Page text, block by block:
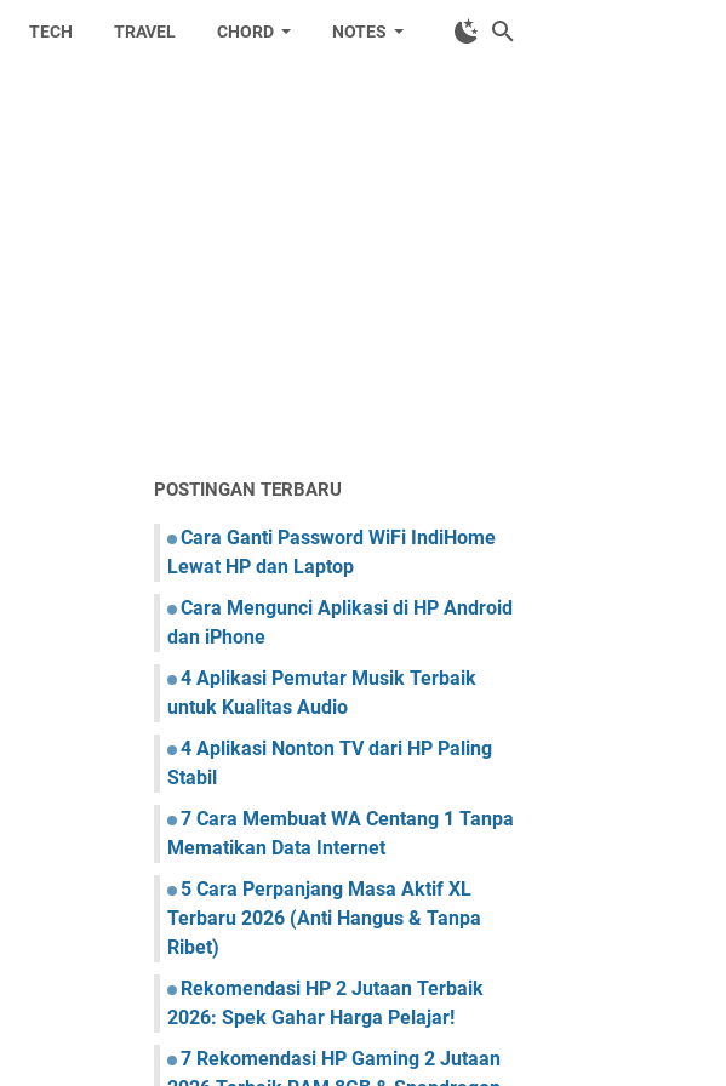
TECH TRAVEL CHORD NOTES
POSTINGAN TERBARU
Cara Ganti Password WiFi IndiHome
Lewat HP dan Laptop
Cara Mengunci Aplikasi di HP Android
dan iPhone
4 Aplikasi Pemutar Musik Terbaik
untuk Kualitas Audio
4 Aplikasi Nonton TV dari HP Paling
Stabil
7 Cara Membuat WA Centang 1 Tanpa
Mematikan Data Internet
5 Cara Perpanjang Masa Aktif XL
Terbaru 2026 (Anti Hangus & Tanpa
Ribet)
Rekomendasi HP 2 Jutaan Terbaik
2026: Spek Gahar Harga Pelajar!
7 Rekomendasi HP Gaming 2 Jutaan